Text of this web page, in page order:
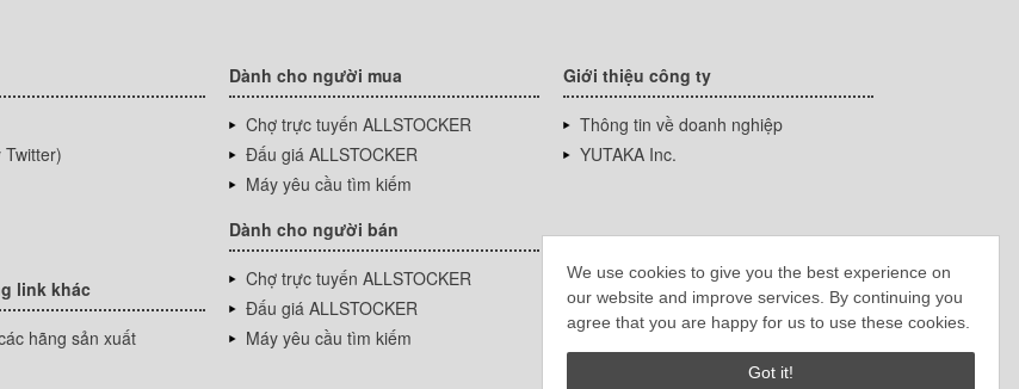
We use cookies to give you the best experience on
our website and improve services. By continuing you
agree that you are happy for us to use these cookies.
Got it!
link khác
hãng sản xuất
Dành cho người mua
Chợ trực tuyến ALLSTOCKER
Đấu giá ALLSTOCKER
Máy yêu cầu tìm kiếm
Dành cho người bán
Chợ trực tuyến ALLSTOCKER
Đấu giá ALLSTOCKER
Máy yêu cầu tìm kiếm
Giới thiệu công ty
Thông tin về doanh nghiệp
YUTAKA Inc.